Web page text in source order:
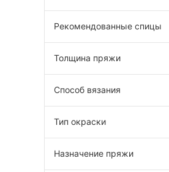
Рекомендованные спицы
Толщина пряжи
Способ вязания
Тип окраски
Назначение пряжи